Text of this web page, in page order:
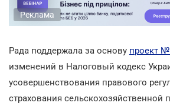
Реклама
Рада поддержала за основу проект
изменений в Налоговый кодекс
усовершенствования правового
страхования сельскохозяйственной